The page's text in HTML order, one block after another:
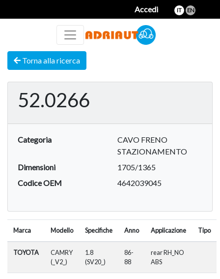
Accedi IT EN
Torna alla ricerca
52.0266
Categoria
CAVO FRENO
STAZIONAMENTO
Dimensioni
1705/1365
Codice OEM
4642039045
Marca Modello Specifiche Anno Applicazione Tipo
TOYOTA
CAMRY
(_V2_)
1.8
(SV20_)
86-
88
rear RH_NO
ABS